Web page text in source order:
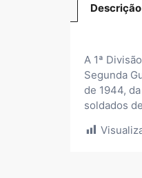
Descrição
A 1ª
Segunda
de 1944,
soldados